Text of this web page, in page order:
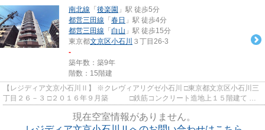
南北線 「 後楽園 」駅 徒歩5分
都営三田線 「 春日 」駅 徒歩4分
都営三田線 「 白山 」駅 徒歩15分
東京都文京区小石川 ３丁目26-3
-
築年数：築9年
階数：15階建
【レジディア文京小石川Ⅱ】 ※クレヴィアリグゼ小石川 □東京都文京区小石川三
丁目２６－３ □２０１６年９月築 □鉄筋コンクリート造地上１５階建て 都
現在空室情報がありません。